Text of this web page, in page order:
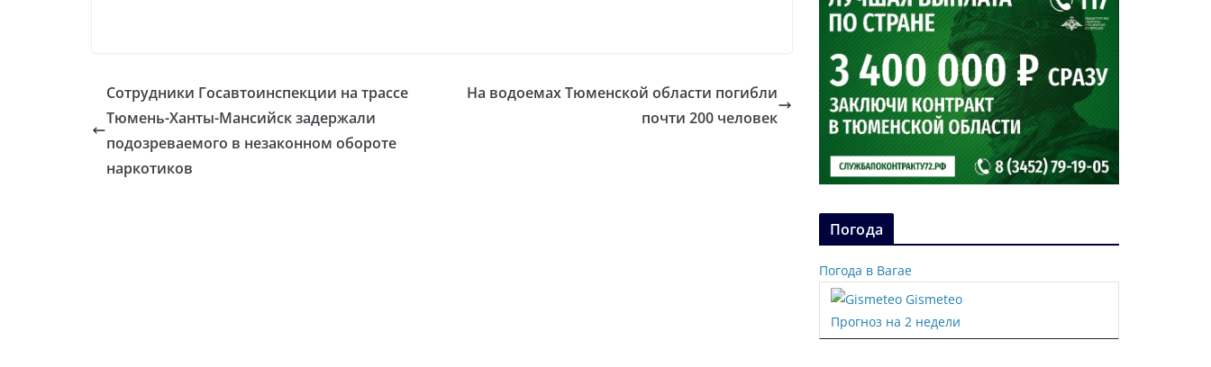
Сотрудники Госавтоинспекции на трассе
Тюмень-Ханты-Мансийск задержали
подозреваемого в незаконном обороте
наркотиков
На водоемах Тюменской области погибли
почти 200 человек
Погода
Погода в Вагае
Gismeteo
Прогноз на 2 недели